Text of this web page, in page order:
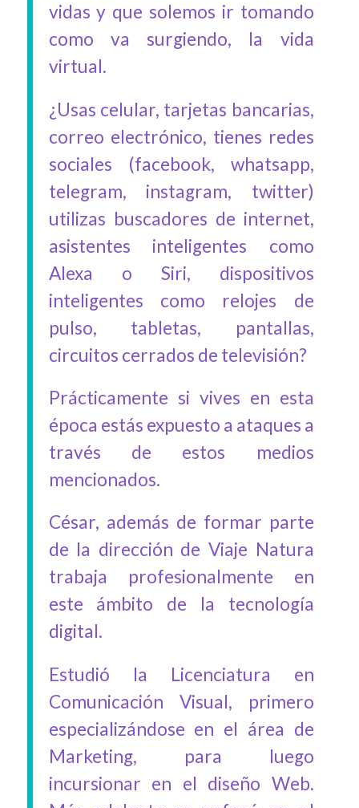
vidas y que solemos ir tomando
como va surgiendo, la vida
virtual.
¿Usas celular, tarjetas bancarias,
correo electrónico, tienes redes
sociales (facebook, whatsapp,
telegram, instagram, twitter)
utilizas buscadores de internet,
asistentes inteligentes como
Alexa o Siri, dispositivos
inteligentes como relojes de
pulso, tabletas, pantallas,
circuitos cerrados de televisión?
Prácticamente si vives en esta
época estás expuesto a ataques a
través de estos medios
mencionados.
César, además de formar parte
de la dirección de Viaje Natura
trabaja profesionalmente en
este ámbito de la tecnología
digital.
Estudió la Licenciatura en
Comunicación Visual, primero
especializándose en el área de
Marketing, para luego
incursionar en el diseño Web.